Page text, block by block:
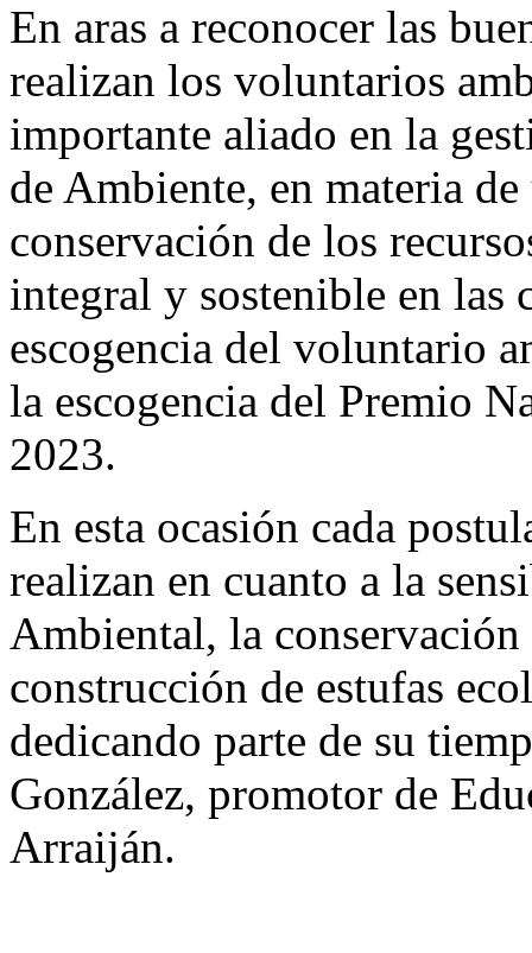
En aras a reconocer las
realizan los voluntarios
importante aliado en la
de Ambiente, en materia
conservación de los
integral y sostenible en las
escogencia del voluntario
la escogencia del Premio
2023.
En esta ocasión cada
realizan en cuanto a la
Ambiental, la
construcción de estufas
dedicando parte de su
González, promotor de
Arraiján.